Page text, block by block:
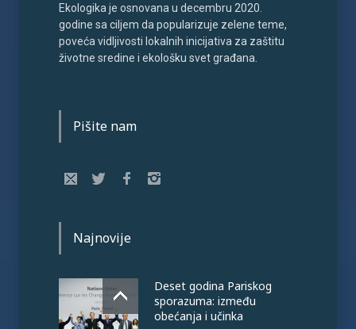
Ekologika je osnovana u decembru 2020.
godine sa ciljem da popularizuje zelene teme,
poveća vidljivosti lokalnih inicijativa za zaštitu
životne sredine i ekološku svet građana.
Pišite nam
Najnovije
Deset godina Pariskog
sporazuma: između
obećanja i učinka